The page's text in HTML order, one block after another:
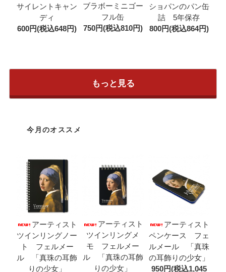
サイレントキャン
ディ
600円(税込648円)
ブラボーミニゴー
フル缶
750円(税込810円)
ショパンのパン缶
詰 5年保存
800円(税込864円)
もっと見る
今月のオススメ
アーティスト
ツインリングノー
ト フェルメー
ル 「真珠の耳飾
りの少女」
アーティスト
ツインリングメ
モ フェルメー
ル 「真珠の耳飾
りの少女」
アーティスト
ペンケース フェ
ルメール 「真珠
の耳飾りの少女」
950円(税込1,045